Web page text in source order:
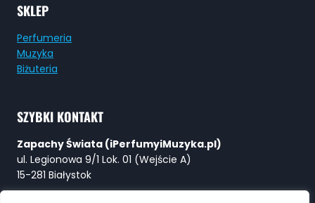
SKLEP
Perfumeria
Muzyka
Biżuteria
SZYBKI KONTAKT
Zapachy Świata (iPerfumyiMuzyka.pl)
ul. Legionowa 9/1 Lok. 01 (Wejście A)
15-281 Białystok